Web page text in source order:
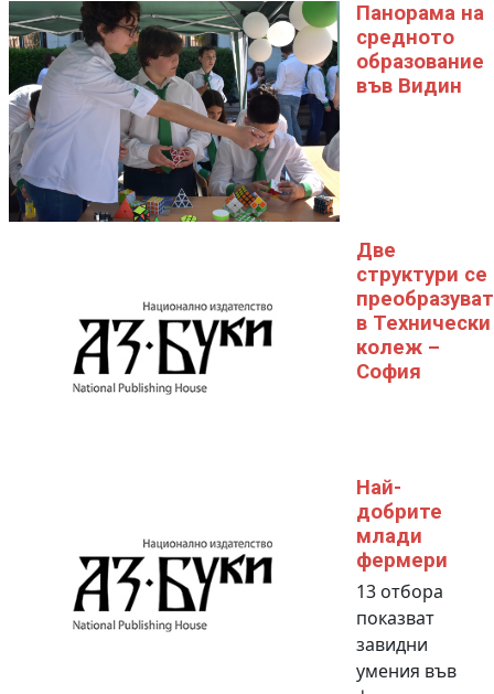
Панорама на
средното
образование
във Видин
Две
структури се
преобразуват
в Технически
колеж –
София
Най-
добрите
млади
фермери
13 отбора
показват
завидни
умения във